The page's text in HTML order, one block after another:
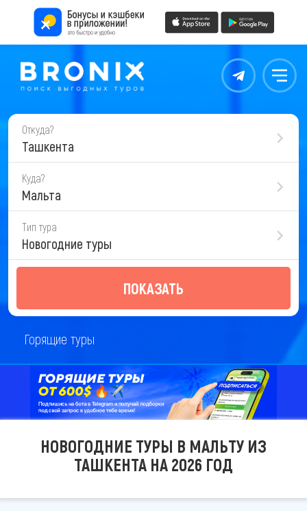
Контакты Меню
Откуда?
Ташкента
Куда?
Мальта
Тип тура
Новогодние туры
ПОКАЗАТЬ
Горящие туры
НОВОГОДНИЕ ТУРЫ В МАЛЬТУ ИЗ
ТАШКЕНТА НА 2026 ГОД